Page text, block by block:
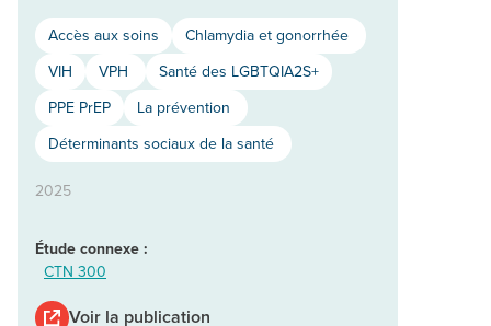
Accès aux soins
Chlamydia et gonorrhée
VIH
VPH
Santé des LGBTQIA2S+
PPE PrEP
La prévention
Déterminants sociaux de la santé
2025
Étude connexe :
CTN 300
Voir la publication